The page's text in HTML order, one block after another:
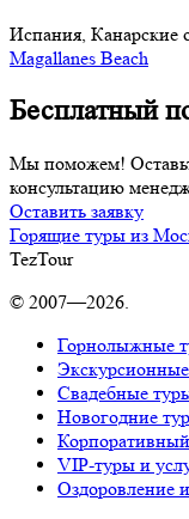
Испания, Канарские
Magallanes Beach
Бесплатный
Мы поможем!
консультацию
Оставить заявку
Горящие туры из
TezTour
© 2007—2026.
Горнолыжные
Свадебные
Новогодние
VIP-туры и
Оздоровление